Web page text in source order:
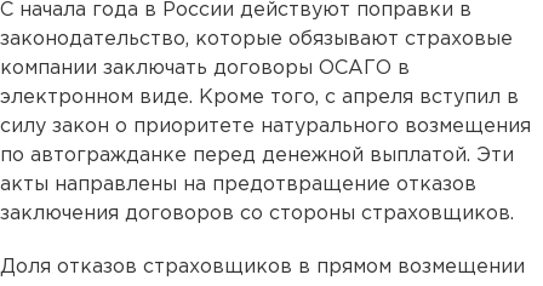
С начала года в России действуют поправки в
законодательство, которые обязывают страховые
компании заключать договоры ОСАГО в
электронном виде. Кроме того, с апреля вступил в
силу закон о приоритете натурального возмещения
по автогражданке перед денежной выплатой. Эти
акты направлены на предотвращение отказов
заключения договоров со стороны страховщиков.
Доля отказов страховщиков в прямом возмещении